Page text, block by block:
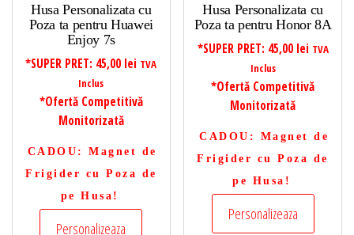
Husa Personalizata cu
Poza ta pentru Huawei
Enjoy 7s
*SUPER PRET: 45,00 lei TVA
Inclus
*Ofertă Competitivă
Monitorizată
CADOU : Magnet de
Frigider cu Poza de
pe Husa!
Personalizeaza
Husa Personalizata cu
Poza ta pentru Honor 8A
*SUPER PRET: 45,00 lei TVA
Inclus
*Ofertă Competitivă
Monitorizată
CADOU : Magnet de
Frigider cu Poza de
pe Husa!
Personalizeaza